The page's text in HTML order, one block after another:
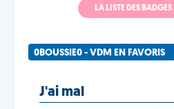
LA LISTE DES
0BOUSSIE0 - VDM EN FAVORIS
J'ai mal